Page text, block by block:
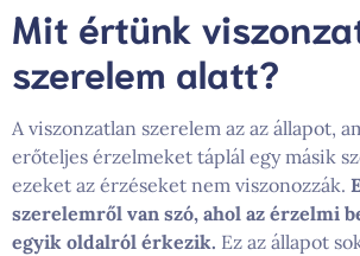
Mit értünk
szerelem alatt?
A viszonzatlan szerelem az az állapot,
erőteljes érzelmeket táplál egy másik
ezeket az érzéseket nem viszonozzák.
szerelemről van szó, ahol az érzelmi
egyik oldalról érkezik. Ez az állapot